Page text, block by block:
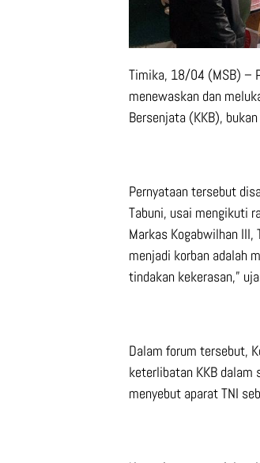
Timika, 18/04 (MSB) –
menewaskan dan
Bersenjata (KKB),
Pernyataan tersebut
Tabuni, usai mengikuti
Markas Kogabwilhan
menjadi korban adalah
tindakan kekerasan,”
Dalam forum tersebut,
keterlibatan KKB
menyebut aparat TNI